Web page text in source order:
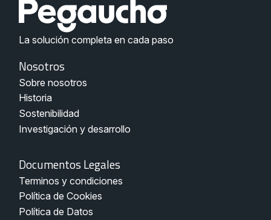
La solución completa en cada paso
Menu
Nosotros
Pegaucho
Nosotros
Sobre nosotros
Historia
Sostenibilidad
Investigación y desarrollo
Documentos
Legales
-
Pegaucho
Documentos Legales
Terminos y condiciones
Política de Cookies
Política de Datos